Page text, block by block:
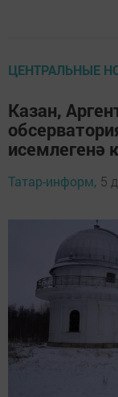
ЦЕНТРАЛЬНЫЕ
Казан,
исемлегенә
Татар-информ, 5